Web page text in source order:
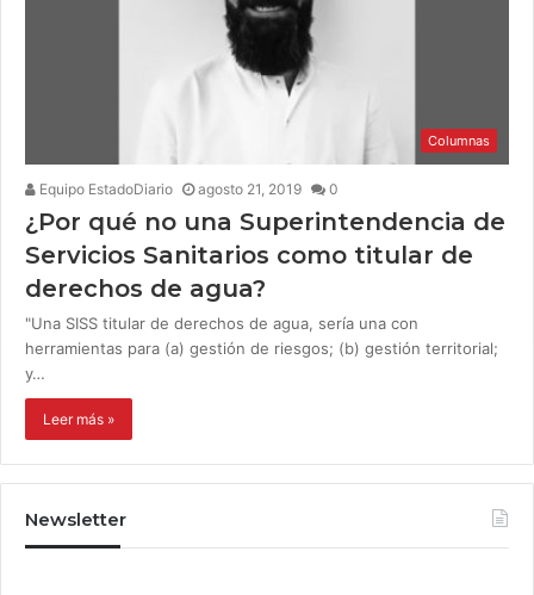
Columnas
Equipo EstadoDiario agosto 21, 2019 0
¿Por qué no una Superintendencia de
Servicios Sanitarios como titular de
derechos de agua?
"Una SISS titular de derechos de agua, sería una con
herramientas para (a) gestión de riesgos; (b) gestión territorial;
y…
Leer más »
Newsletter